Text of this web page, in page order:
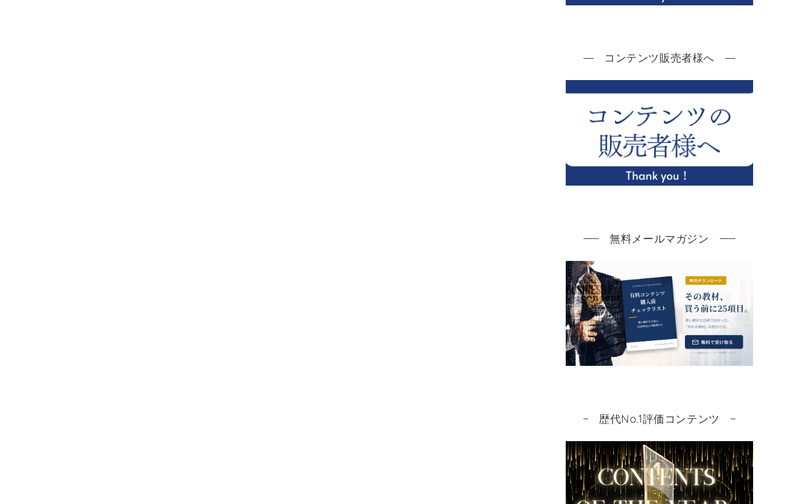
コンテンツ販売者様へ
無料メールマガジン
歴代No.1評価コンテンツ